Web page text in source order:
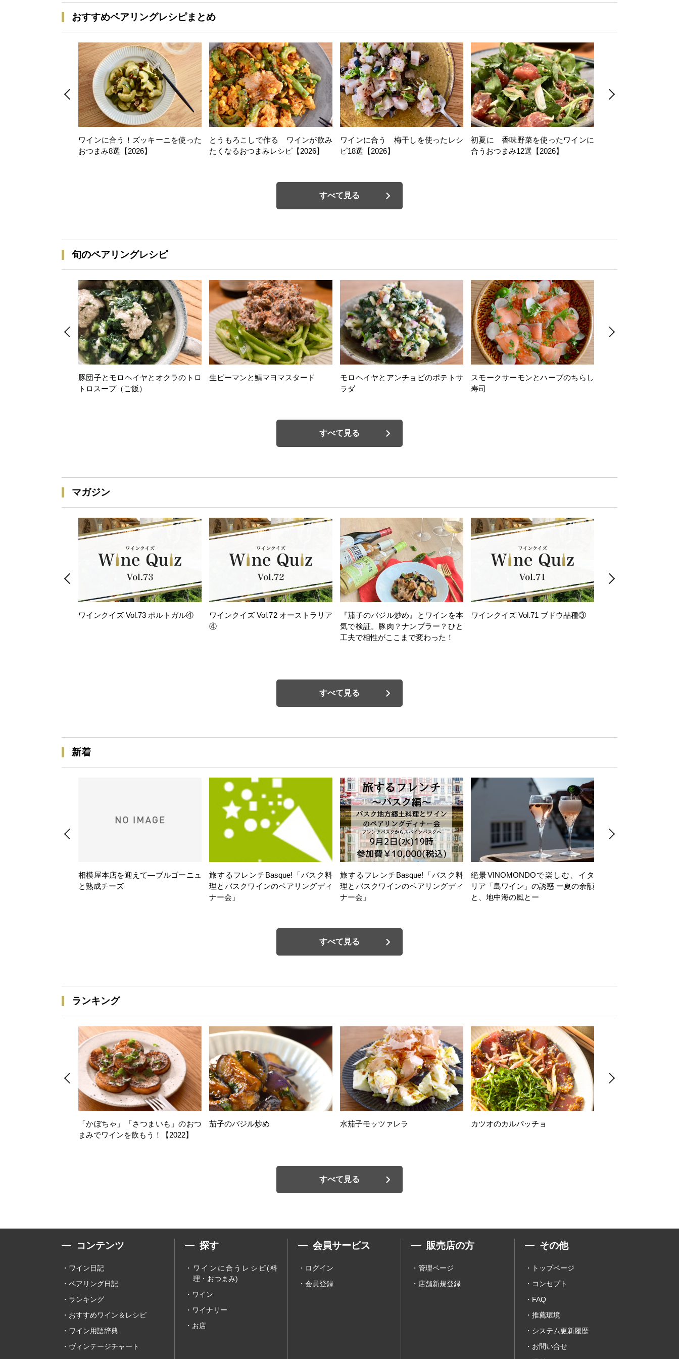
おすすめペアリングレシピまとめ
ワインに合う！ズッキーニを使った
おつまみ8選【2026】
とうもろこしで作る ワインが飲み
たくなるおつまみレシピ【2026】
ワインに合う 梅干しを使ったレシ
ピ18選【2026】
初夏に 香味野菜を使ったワインに
合うおつまみ12選【2026】
すべて見る
旬のペアリングレシピ
豚団子とモロヘイヤとオクラのトロ
トロスープ（ご飯）
生ピーマンと鯖マヨマスタード
モロヘイヤとアンチョビのポテトサ
ラダ
スモークサーモンとハーブのちらし
寿司
すべて見る
マガジン
ワインクイズ Vol.73 ポルトガル④
ワインクイズ Vol.72 オーストラリア
④
『茄子のバジル炒め』とワインを本
気で検証。豚肉？ナンプラー？ひと
工夫で相性がここまで変わった！
ワインクイズ Vol.71 ブドウ品種③
すべて見る
新着
相模屋本店を迎えて―ブルゴーニュ
と熟成チーズ
旅するフレンチBasque!「バスク料
理とバスクワインのペアリングディ
ナー会」
旅するフレンチBasque!「バスク料
理とバスクワインのペアリングディ
ナー会」
絶景VINOMONDOで楽しむ、イタ
リア「島ワイン」の誘惑 ー夏の余韻
と、地中海の風とー
すべて見る
ランキング
「かぼちゃ」「さつまいも」のおつ
まみでワインを飲もう！【2022】
茄子のバジル炒め 水茄子モッツァレラ カツオのカルパッチョ
すべて見る
コンテンツ
ワイン日記
ペアリング日記
ランキング
おすすめワイン＆レシピ
ワイン用語辞典
ヴィンテージチャート
探す
ワインに合うレシピ(料
理・おつまみ)
ワイン
ワイナリー
お店
会員サービス
ログイン
会員登録
販売店の方
管理ページ
店舗新規登録
その他
トップページ
コンセプト
FAQ
推薦環境
システム更新履歴
お問い合せ